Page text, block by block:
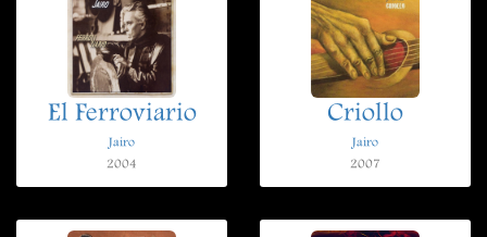
El Ferroviario
Jairo
2004
Criollo
Jairo
2007